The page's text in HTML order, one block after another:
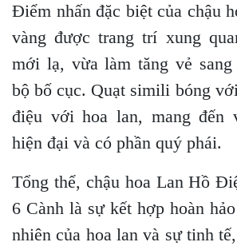
Điểm nhấn đặc biệt của chậu
vàng được trang trí xung
mới lạ, vừa làm tăng vẻ sang
bộ bố cục. Quạt simili bóng
điệu với hoa lan, mang đến
hiện đại và có phần quý phái.
Tổng thể, chậu hoa Lan Hồ
6 Cành là sự kết hợp hoàn
nhiên của hoa lan và sự tinh